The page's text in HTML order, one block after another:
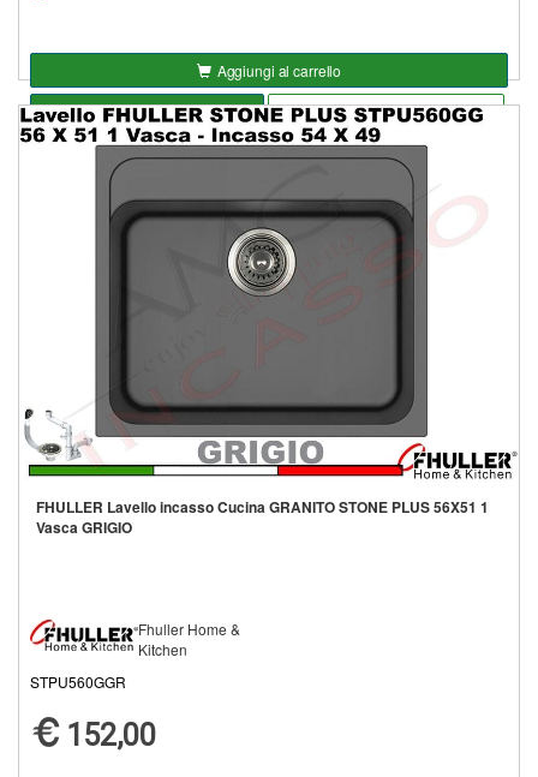
Aggiungi al carrello
Seleziona opzioni
Aggiungi alla lista
FHULLER Lavello incasso Cucina GRANITO STONE PLUS 56X51 1
Vasca GRIGIO
Fhuller Home &
Kitchen
STPU560GGR
152,00